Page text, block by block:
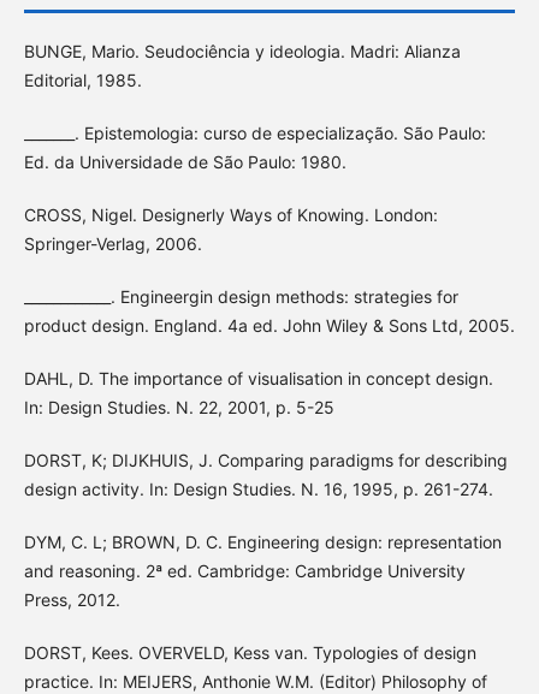
BUNGE, Mario. Seudociência y ideologia. Madri: Alianza
Editorial, 1985.
_______. Epistemologia: curso de especialização. São Paulo:
Ed. da Universidade de São Paulo: 1980.
CROSS, Nigel. Designerly Ways of Knowing. London:
Springer-Verlag, 2006.
____________. Engineergin design methods: strategies for
product design. England. 4a ed. John Wiley & Sons Ltd, 2005.
DAHL, D. The importance of visualisation in concept design.
In: Design Studies. N. 22, 2001, p. 5-25
DORST, K; DIJKHUIS, J. Comparing paradigms for describing
design activity. In: Design Studies. N. 16, 1995, p. 261-274.
DYM, C. L; BROWN, D. C. Engineering design: representation
and reasoning. 2ª ed. Cambridge: Cambridge University
Press, 2012.
DORST, Kees. OVERVELD, Kess van. Typologies of design
practice. In: MEIJERS, Anthonie W.M. (Editor) Philosophy of